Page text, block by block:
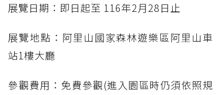
展覽日期：即日起至 116年2月28日止
展覽地點：阿里山國家森林遊樂區阿里山車
站1樓大廳
參觀費用：免費參觀(進入園區時仍須依照規